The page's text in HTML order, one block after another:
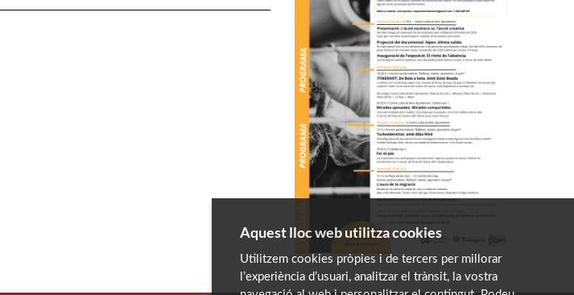
Aquest lloc web utilitza cookies
Utilitzem cookies pròpies i de tercers per millorar
l’experiència d’usuari, analitzar el trànsit, la vostra